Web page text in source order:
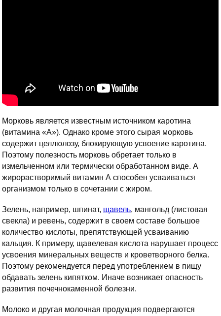
Морковь является известным источником каротина
(витамина «А»). Однако кроме этого сырая морковь
содержит целлюлозу, блокирующую усвоение каротина.
Поэтому полезность морковь обретает только в
измельченном или термически обработанном виде. А
жирорастворимый витамин А способен усваиваться
организмом только в сочетании с жиром.
Зелень, например, шпинат, щавель, мангольд (листовая
свекла) и ревень, содержит в своем составе большое
количество кислоты, препятствующей усваиванию
кальция. К примеру, щавелевая кислота нарушает процесс
усвоения минеральных веществ и кроветворного белка.
Поэтому рекомендуется перед употреблением в пищу
обдавать зелень кипятком. Иначе возникает опасность
развития почечнокаменной болезни.
Молоко и другая молочная продукция подвергаются